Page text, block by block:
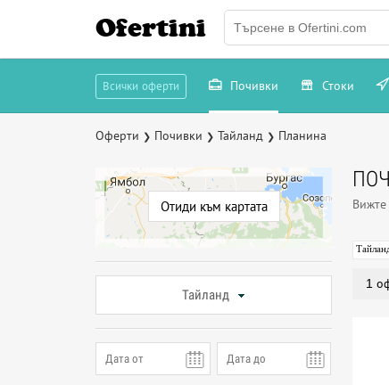
Ofertini
Всички оферти Почивки Стоки
Оферти ❯ Почивки ❯ Тайланд ❯ Планина
Отиди към картата
Тайланд
1